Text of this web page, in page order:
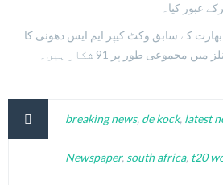
عبور کیا۔
کے سابق وکٹ کیپر ایم ایس دھونی کا
مجموعی طور پر 91 شکار ہیں۔
breaking news, de kock, latest
Newspaper, south africa, t20